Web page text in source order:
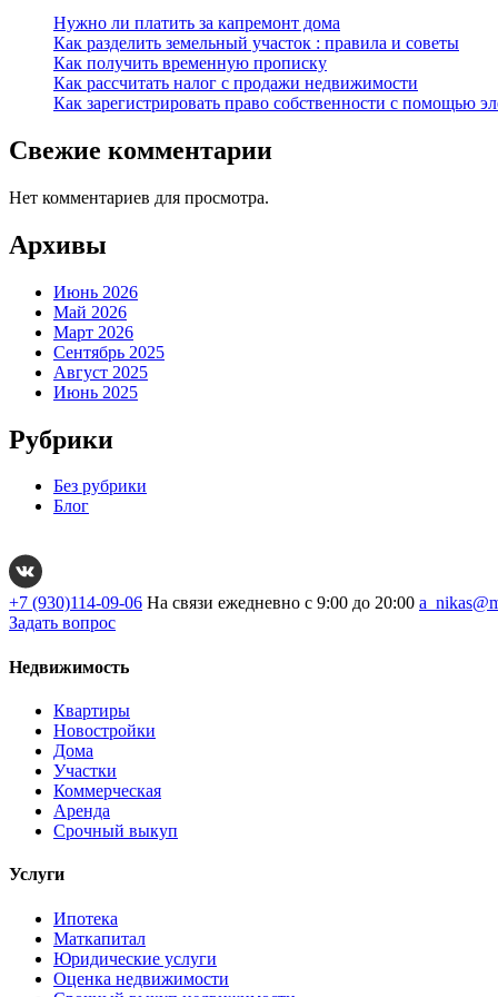
Нужно ли платить за капремонт дома
Как разделить земельный участок : правила и советы
Как получить временную прописку
Как рассчитать налог с продажи недвижимости
Как зарегистрировать право собственности с помощью
Свежие комментарии
Нет комментариев для просмотра.
Архивы
Июнь 2026
Май 2026
Март 2026
Сентябрь 2025
Август 2025
Июнь 2025
Рубрики
Без рубрики
Блог
+7 (930)114-09-06 На связи ежедневно с 9:00 до 20:00
Задать вопрос
Недвижимость
Квартиры
Новостройки
Дома
Участки
Коммерческая
Аренда
Срочный выкуп
Услуги
Ипотека
Маткапитал
Юридические услуги
Оценка недвижимости